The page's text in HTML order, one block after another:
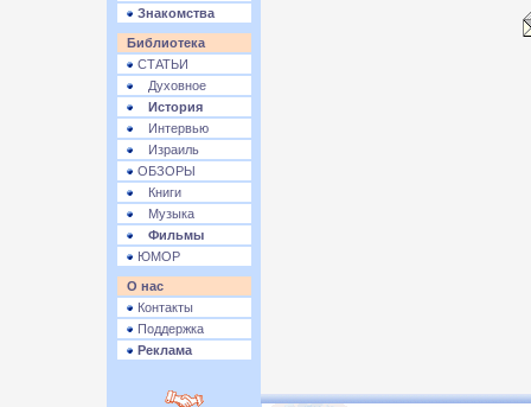
Знакомства
Библиотека
СТАТЬИ
Духовное
История
Интервью
Израиль
ОБЗОРЫ
Книги
Музыка
Фильмы
ЮМОР
О нас
Контакты
Поддержка
Реклама